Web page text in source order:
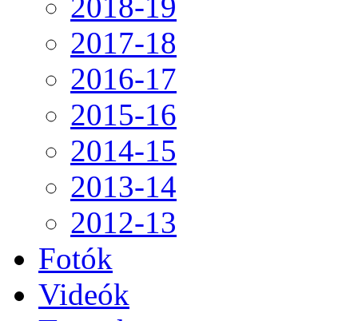
2017-18
2016-17
2015-16
2014-15
2013-14
2012-13
Fotók
Videók